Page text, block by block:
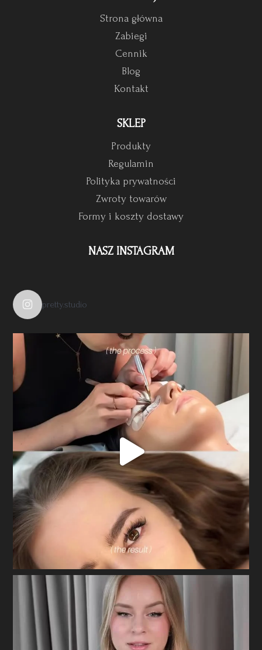
Strona główna
Zabiegi
Cennik
Blog
Kontakt
SKLEP
Produkty
Regulamin
Polityka prywatności
Zwroty towarów
Formy i koszty dostawy
NASZ INSTAGRAM
pretty.studio